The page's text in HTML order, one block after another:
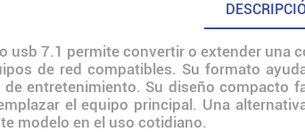
usb 7.1 permite convertir o extender una
de red compatibles. Su formato
de entretenimiento. Su diseño compacto
el equipo principal. Una
modelo en el uso cotidiano.